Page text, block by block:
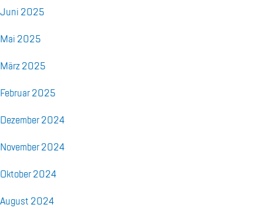
Juni 2025
Mai 2025
März 2025
Fe­bru­ar 2025
De­zem­ber 2024
No­vem­ber 2024
Ok­to­ber 2024
Au­gust 2024